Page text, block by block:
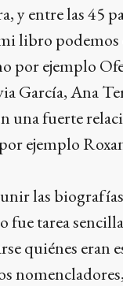
y entre las 45
libro
por ejemplo
García, Ana
una fuerte
ejemplo
las
fue tarea
quiénes eran